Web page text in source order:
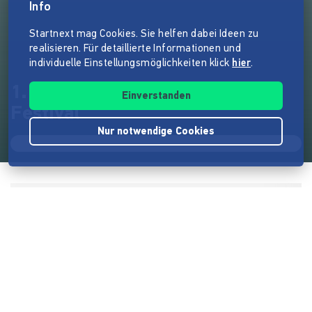
1. International Comedy Film
Festival
Info
Startnext mag Cookies. Sie helfen dabei Ideen zu
realisieren. Für detaillierte Informationen und
individuelle Einstellungsmöglichkeiten klick hier.
Einverstanden
Nur notwendige Cookies